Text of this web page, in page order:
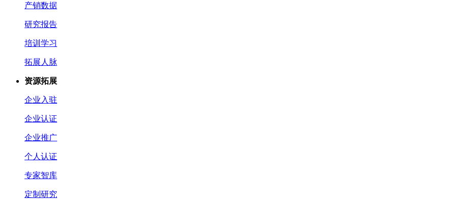
产销数据
研究报告
培训学习
拓展人脉
资源拓展
企业入驻
企业认证
企业推广
个人认证
专家智库
定制研究